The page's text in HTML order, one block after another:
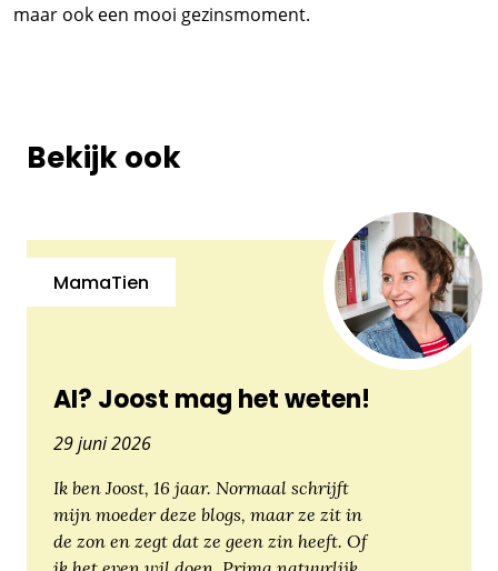
maar ook een mooi gezinsmoment.
Bekijk ook
AI? Joost mag het weten!
MamaTien
29 juni 2026
Ik ben Joost, 16 jaar. Normaal schrijft
mijn moeder deze blogs, maar ze zit in
de zon en zegt dat ze geen zin heeft. Of